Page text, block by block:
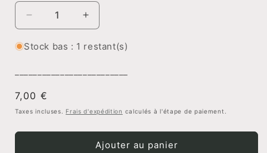
Réduire
la
quantité
CAV
9041-
(P4056)
Augmenter
la
quantité
9041-
(P4056)
Stock bas : 1 restant(s)
Prix
habituel
7,00 €
Taxes incluses. Frais d'expédition calculés à l'étape de paiement.
Ajouter au panier